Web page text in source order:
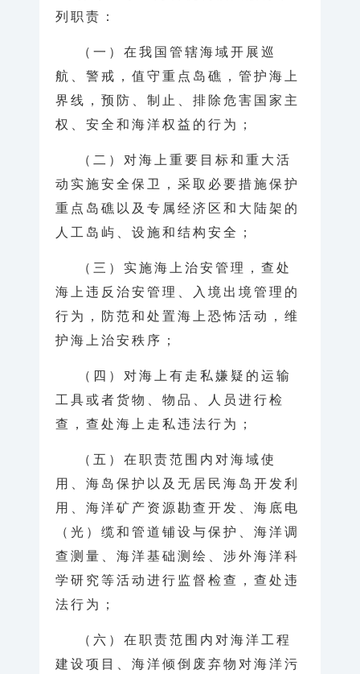
列职责：
（一）在我国管辖海域开展巡
航、警戒，值守重点岛礁，管护海上
界线，预防、制止、排除危害国家主
权、安全和海洋权益的行为；
（二）对海上重要目标和重大活
动实施安全保卫，采取必要措施保护
重点岛礁以及专属经济区和大陆架的
人工岛屿、设施和结构安全；
（三）实施海上治安管理，查处
海上违反治安管理、入境出境管理的
行为，防范和处置海上恐怖活动，维
护海上治安秩序；
（四）对海上有走私嫌疑的运输
工具或者货物、物品、人员进行检
查，查处海上走私违法行为；
（五）在职责范围内对海域使
用、海岛保护以及无居民海岛开发利
用、海洋矿产资源勘查开发、海底电
（光）缆和管道铺设与保护、海洋调
查测量、海洋基础测绘、涉外海洋科
学研究等活动进行监督检查，查处违
法行为；
（六）在职责范围内对海洋工程
建设项目、海洋倾倒废弃物对海洋污